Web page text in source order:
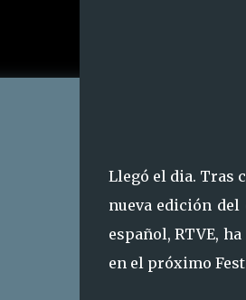
Llegó el dia. Tras
nueva edición
español, RTVE,
en el próximo